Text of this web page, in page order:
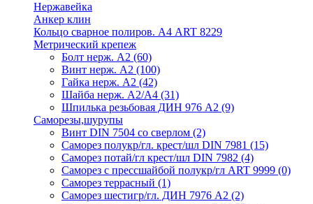
Нержавейка
Анкер клин
Кольцо сварное полиров. А4 ART 8229
Метрический крепеж
Болт нерж. А2 (60)
Винт нерж. А2 (100)
Гайка нерж. А2 (42)
Шайба нерж. А2/А4 (31)
Шпилька резьбовая ДИН 976 А2 (9)
Саморезы,шурупы
Винт DIN 7504 со сверлом (2)
Саморез полукр/гл. крест/шл DIN 7981 (15)
Саморез потай/гл крест/шл DIN 7982 (4)
Саморез с прессшайбой полукр/гл ART 9999 (0)
Саморез террасный (1)
Саморез шестигр/гл. ДИН 7976 А2 (2)